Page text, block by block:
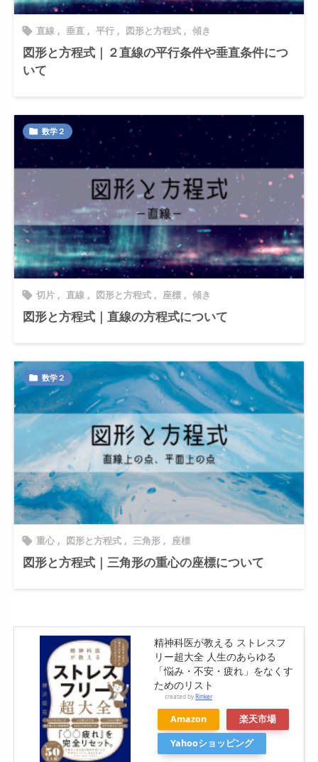
 直線 , 垂直 , 平行 , 図形と方程式 , 傾き
図形と方程式｜２直線の平行条件や垂直条件につ
いて
 数学２
 切片 , 直線 , 図形と方程式 , 座標 , 傾き
図形と方程式｜直線の方程式について
 数学２
 重心 , 図形と方程式 , 三角形 , 座標
図形と方程式｜三角形の重心の座標について
精神科医が教える ストレスフ
リー超大全 人生のあらゆる
「悩み・不安・疲れ」をなくす
ためのリスト
created by Rinker
Amazon
楽天市場
Yahooショッピング